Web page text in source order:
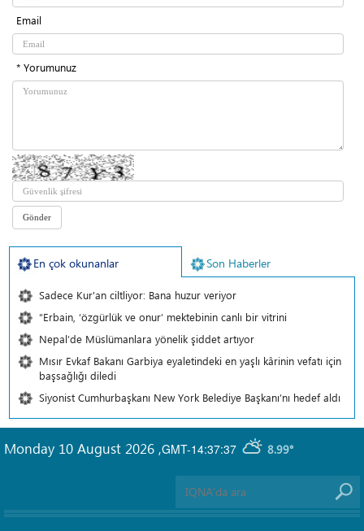
Email
* Yorumunuz
En çok okunanlar Son Haberler
Sadece Kur'an ciltliyor: Bana huzur veriyor
“Erbain, ‘özgürlük ve onur’ mektebinin canlı bir vitrini
Nepal’de Müslümanlara yönelik şiddet artıyor
Mısır Evkaf Bakanı Garbiya eyaletindeki en yaşlı kârinin vefatı için
başsağlığı diledi
Siyonist Cumhurbaşkanı New York Belediye Başkanı’nı hedef aldı
GMT-14:37:37 8.99°
Monday 10 August 2026 ,